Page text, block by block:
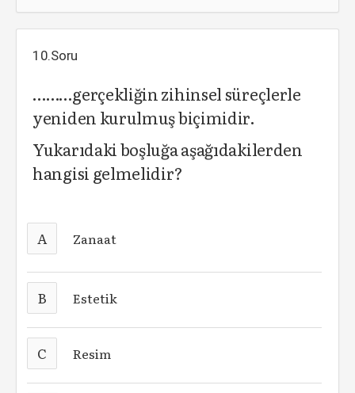
10.Soru
………gerçekliğin zihinsel süreçlerle
yeniden kurulmuş biçimidir.
Yukarıdaki boşluğa aşağıdakilerden
hangisi gelmelidir?
A Zanaat
B Estetik
C Resim